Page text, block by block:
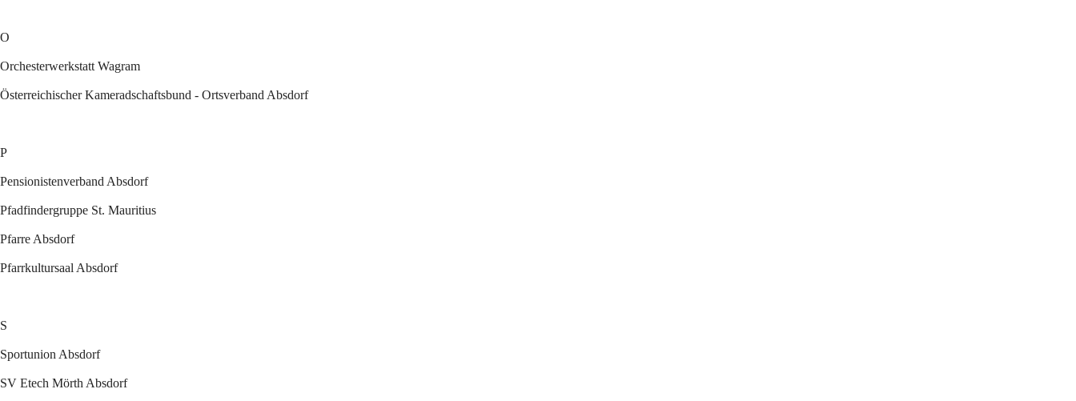
O
Orchesterwerkstatt Wagram
Österreichischer Kameradschaftsbund - Ortsverband Absdorf
P
Pensionistenverband Absdorf
Pfadfindergruppe St. Mauritius
Pfarre Absdorf
Pfarrkultursaal Absdorf
S
Sportunion Absdorf
SV Etech Mörth Absdorf